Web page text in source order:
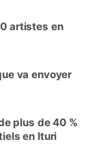
artistes en
va envoyer
plus de 40 %
en Ituri